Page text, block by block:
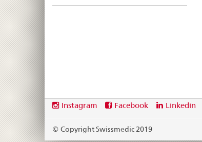
Footer
Social
links
Instagram Facebook Linkedin
© Copyright Swissmedic 2019